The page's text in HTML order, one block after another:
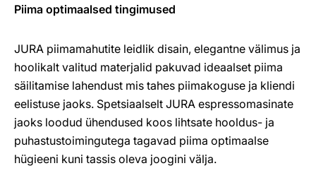
Piima optimaalsed tingimused
JURA piimamahutite leidlik disain, elegantne välimus ja
hoolikalt valitud materjalid pakuvad ideaalset piima
säilitamise lahendust mis tahes piimakoguse ja kliendi
eelistuse jaoks. Spetsiaalselt JURA espressomasinate
jaoks loodud ühendused koos lihtsate hooldus- ja
puhastustoimingutega tagavad piima optimaalse
hügieeni kuni tassis oleva joogini välja.